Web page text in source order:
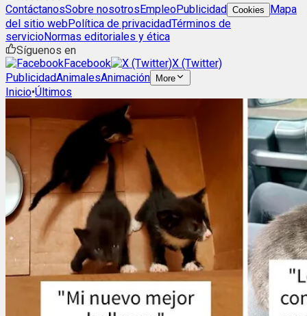
ContáctanosSobre nosotrosEmpleoPublicidad Cookies
Mapa
del sitio webPolítica de privacidadTérminos de
servicioNormas editoriales y ética
Síguenos en
Facebook
X (Twitter)
PublicidadAnimalesAnimación More
Inicio•Últimos